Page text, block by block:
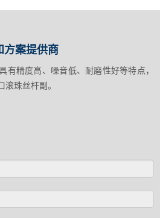
方案提供商
有精度高、噪音低、耐磨性好等特点，
珠丝杆副。